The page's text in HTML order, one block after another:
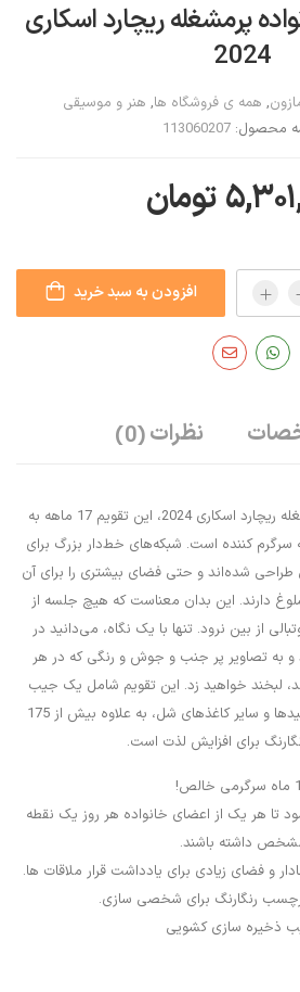
پرمشغله ریچارد اسکاری
2024
, همه ی فروشگاه ها, هنر و موسیقی
محصول:113060207
تومان
افزودن به سبد خرید
نظرات(0)
تقویم دیواری خانواده پرمشغله ریچارد اسکاری 2024، این تقویم 17 ماهه به
سرگرم کننده است. شبکه‌های خط‌دار بزرگ برای
طراحی شده‌اند و حتی فضای بیشتری را برای آن
دارند. این بدان معناست که هیچ جلسه از
از بین نرود. تنها با یک نگاه، می‌دانید در
و به تصاویر پر جنب و جوش و رنگی که در هر
لبخند خواهید زد. این تقویم شامل یک جیب
ذخیره‌سازی کشویی برای رسیدها و سایر کاغذهای شل، به علاوه بیش از 175
برای افزایش لذت است.
تا هر یک از اعضای خانواده هر روز یک نقطه
داشته باشند.
و فضای زیادی برای یادداشت قرار ملاقات ها.
ذخیره سازی کشویی